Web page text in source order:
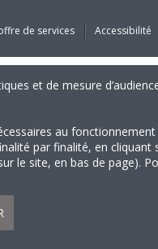
de services Accessibilité
et de mesure
au
par finalité, en
le site, en bas de page).